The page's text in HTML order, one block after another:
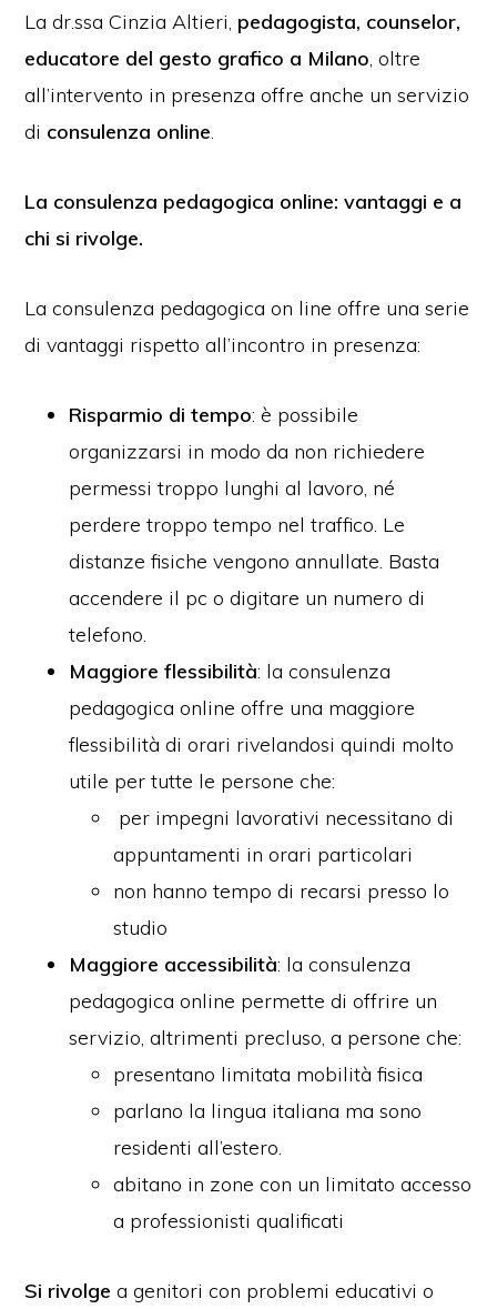
La dr.ssa Cinzia Altieri, pedagogista, counselor,
educatore del gesto grafico a Milano, oltre
all’intervento in presenza offre anche un servizio
di consulenza online.
La consulenza pedagogica online: vantaggi e a
chi si rivolge.
La consulenza pedagogica on line offre una serie
di vantaggi rispetto all’incontro in presenza:
Risparmio di tempo: è possibile
organizzarsi in modo da non richiedere
permessi troppo lunghi al lavoro, né
perdere troppo tempo nel traffico. Le
distanze fisiche vengono annullate. Basta
accendere il pc o digitare un numero di
telefono.
Maggiore flessibilità: la consulenza
pedagogica online offre una maggiore
flessibilità di orari rivelandosi quindi molto
utile per tutte le persone che:
per impegni lavorativi necessitano di
appuntamenti in orari particolari
non hanno tempo di recarsi presso lo
studio
Maggiore accessibilità: la consulenza
pedagogica online permette di offrire un
servizio, altrimenti precluso, a persone che:
presentano limitata mobilità fisica
parlano la lingua italiana ma sono
residenti all’estero.
abitano in zone con un limitato accesso
a professionisti qualificati
Si rivolge a genitori con problemi educativi o